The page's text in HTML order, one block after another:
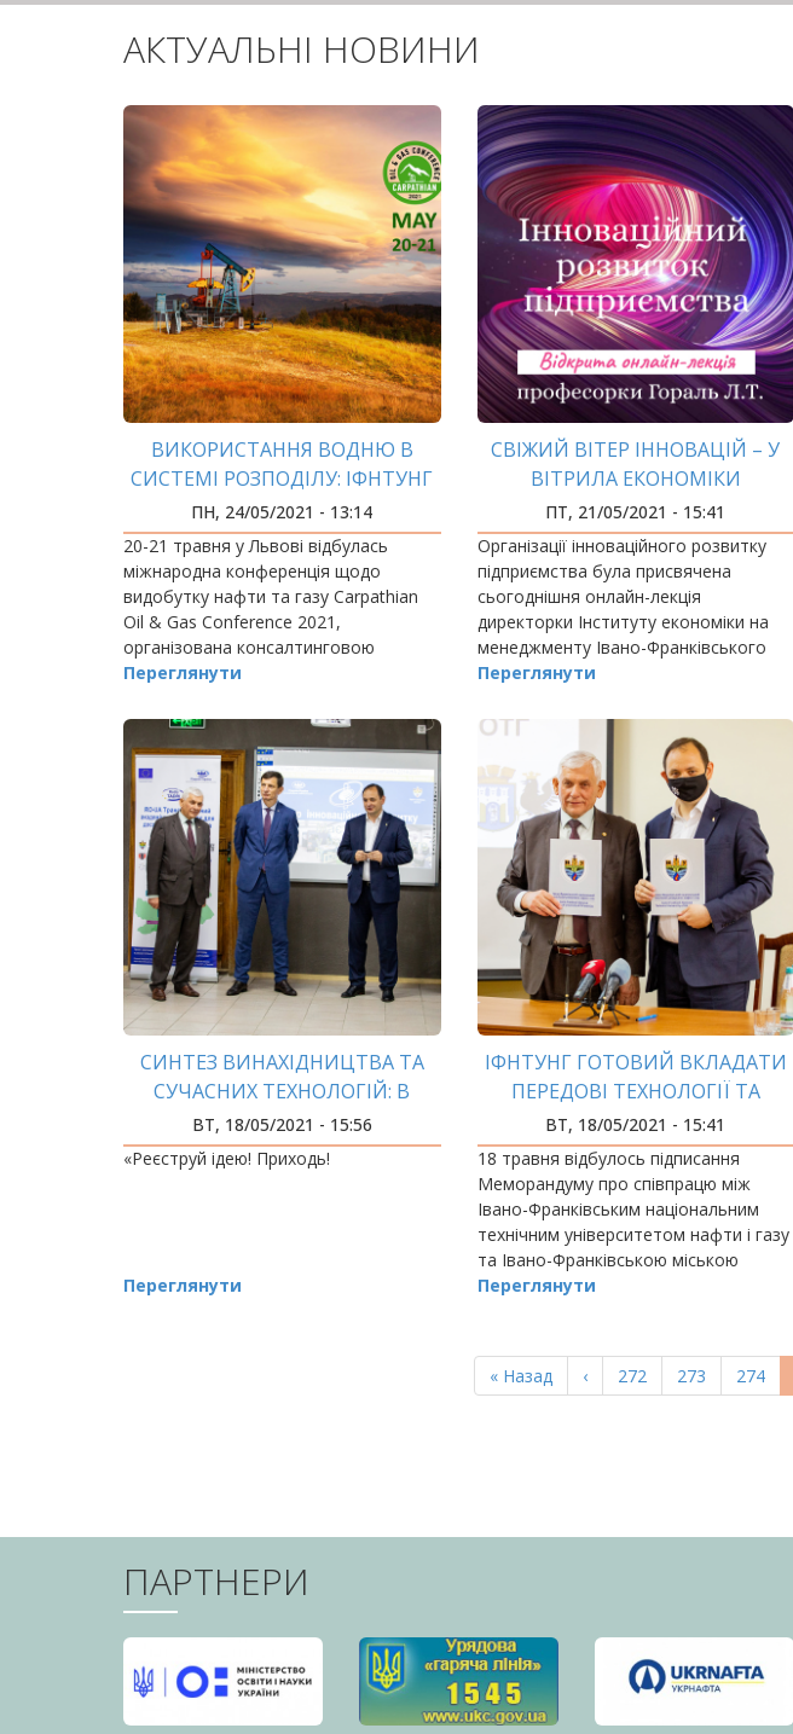
АКТУАЛЬНІ НОВИНИ
ВИКОРИСТАННЯ ВОДНЮ В
СИСТЕМІ РОЗПОДІЛУ: ІФНТУНГ
ПРЕЗЕНТУВАВ РЕЗУЛЬТАТИ
НАУКОВИХ ДОСЛІДЖЕНЬ
ПН, 24/05/2021 - 13:14
20-21 травня у Львові відбулась
міжнародна конференція щодо
видобутку нафти та газу Carpathian
Oil & Gas Conference 2021,
організована консалтинговою
компанією Exploration & Production
Переглянути
СВІЖИЙ ВІТЕР ІННОВАЦІЙ – У
ВІТРИЛА ЕКОНОМІКИ
ПТ, 21/05/2021 - 15:41
Організації інноваційного розвитку
підприємства була присвячена
сьогоднішня онлайн-лекція
директорки Інституту економіки на
менеджменту Івано-Франківського
національного технічного
Переглянути
СИНТЕЗ ВИНАХІДНИЦТВА ТА
СУЧАСНИХ ТЕХНОЛОГІЙ: В
ІФНТУНГ ВІДКРИЛИ ЦЕНТР
ІННОВАЦІЙНОГО РОЗВИТКУ
ВТ, 18/05/2021 - 15:56
«Реєструй ідею! Приходь!
Переглянути
ІФНТУНГ ГОТОВИЙ ВКЛАДАТИ
ПЕРЕДОВІ ТЕХНОЛОГІЇ ТА
НАУКОВІ ІДЕЇ У РОЗВИТОК
ІВАНО-ФРАНКІВСЬКОЇ МОТГ
ВТ, 18/05/2021 - 15:41
18 травня відбулось підписання
Меморандуму про співпрацю між
Івано-Франківським національним
технічним університетом нафти і газу
та Івано-Франківською міською
об’єднаною територіальною
Переглянути
Перша
сторінка
« Назад
Попередня
сторінка
‹ Page
272 Page
273 Page
274
ПАРТНЕРИ